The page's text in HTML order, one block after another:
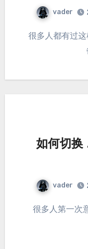
vader
很多人都有过这样的经历： 你打开 Netflix准
如何切
vader
很多人第一次意识到 App Store 有“国家区